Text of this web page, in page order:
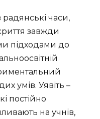
часи,
завжди
підходами до
умів. Уявіть –
постійно
на учнів,